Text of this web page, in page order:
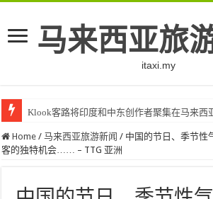
马来西亚旅
itaxi.my
Klook客路将印度和中东创作者聚集在马来西
Home / 马来西亚旅游新闻 / 中国的节日、季节性
客的独特机会…… – TTG 亚洲